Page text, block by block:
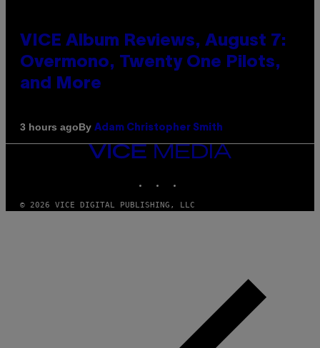
VICE Album Reviews, August 7:
Overmono, Twenty One Pilots,
and More
3 hours agoBy Adam Christopher Smith
VICE
MEDIA
© 2026 VICE DIGITAL PUBLISHING, LLC